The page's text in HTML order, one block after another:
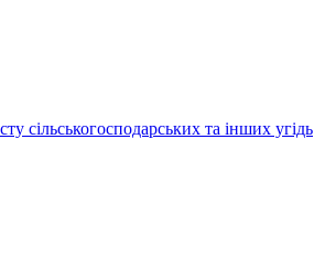
сільськогосподарських та інших угідь